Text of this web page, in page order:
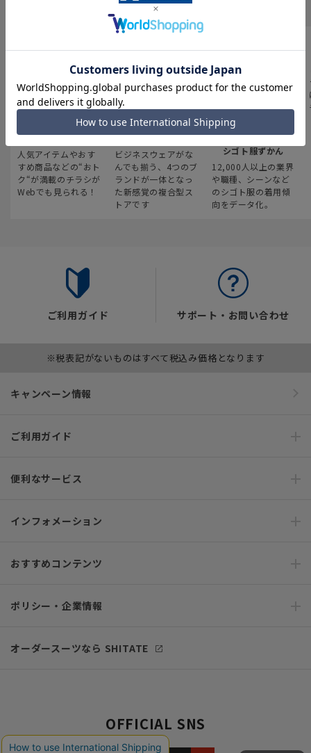
最新のお買い得情報
人気アイテムやおす
すめ商品などの“おト
ク“が満載のチラシが
Webでも見られる！
スーツスクエア
ビジネスウェアがな
んでも揃う、4つのブ
ランドが一体となっ
た新感覚の複合型ス
トアです
みんなの
シゴト服ずかん
12,000人以上の業界
や職種、シーンなど
のシゴト服の着用傾
向をデータ化。
ご利用ガイド サポート・お問い合わせ
※税表記がないものはすべて税込み価格となります
キャンペーン情報
ご利用ガイド
便利なサービス
インフォメーション
おすすめコンテンツ
ポリシー・企業情報
オーダースーツなら SHITATE
OFFICIAL SNS